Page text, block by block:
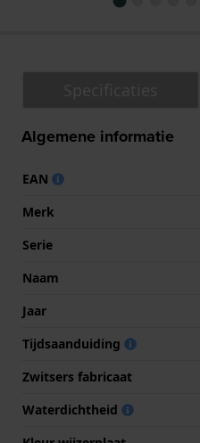
Algemene informatie
EAN
Merk
Serie
Naam
Jaar
Tijdsaanduiding
Zwitsers fabricaat
Waterdichtheid